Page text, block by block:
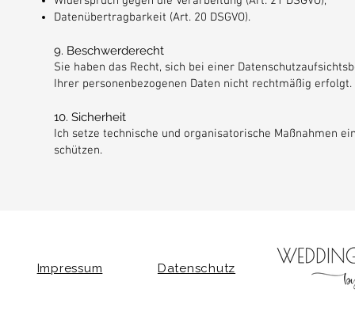
Datenübertragbarkeit (Art. 20 DSGVO).
9. Beschwerderecht
Sie haben das Recht, sich bei einer
Ihrer personenbezogenen Daten nicht rechtmäßig erfolgt.
10. Sicherheit
Ich setze technische und organisatorische Maßnahmen
schützen.
Impressum Datenschutz